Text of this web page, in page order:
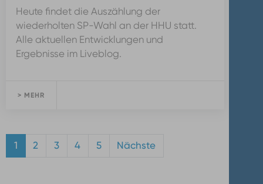
Heute findet die Auszählung der
wiederholten SP-Wahl an der HHU statt.
Alle aktuellen Entwicklungen und
Ergebnisse im Liveblog.
> MEHR
1 2 3 4 5 Nächste